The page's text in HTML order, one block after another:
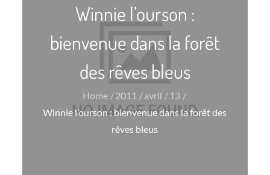
Winnie l’ourson :
bienvenue dans la forêt
des rêves bleus
Home 2011 avril
13
Winnie l’ourson : bienvenue dans la forêt des
rêves bleus